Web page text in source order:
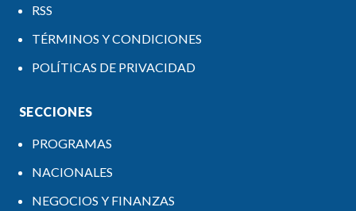
RSS
TÉRMINOS Y CONDICIONES
POLÍTICAS DE PRIVACIDAD
SECCIONES
PROGRAMAS
NACIONALES
NEGOCIOS Y FINANZAS